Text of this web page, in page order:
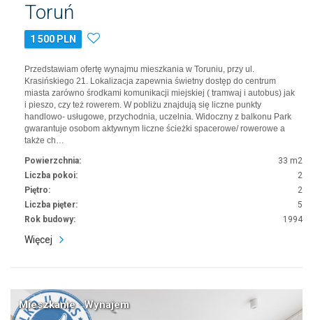
Toruń
1 500 PLN
Przedstawiam ofertę wynajmu mieszkania w Toruniu, przy ul.
Krasińskiego 21. Lokalizacja zapewnia świetny dostęp do centrum
miasta zarówno środkami komunikacji miejskiej ( tramwaj i autobus) jak
i pieszo, czy też rowerem. W pobliżu znajdują się liczne punkty
handlowo- usługowe, przychodnia, uczelnia. Widoczny z balkonu Park
gwarantuje osobom aktywnym liczne ścieżki spacerowe/ rowerowe a
także ch…
Powierzchnia:
33 m2
Liczba pokoi:
2
Piętro:
2
Liczba pięter:
5
Rok budowy:
1994
Więcej
Mieszkanie · Wynajem